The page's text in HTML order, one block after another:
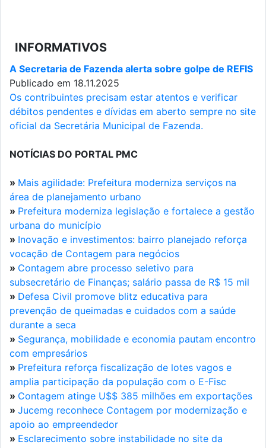
INFORMATIVOS
A Secretaria de Fazenda alerta sobre golpe de REFIS
Publicado em 18.11.2025
Os contribuintes precisam estar atentos e verificar
débitos pendentes e dívidas em aberto sempre no site
oficial da Secretária Municipal de Fazenda.
NOTÍCIAS DO PORTAL PMC
» Mais agilidade: Prefeitura moderniza serviços na
área de planejamento urbano
» Prefeitura moderniza legislação e fortalece a gestão
urbana do município
» Inovação e investimentos: bairro planejado reforça
vocação de Contagem para negócios
» Contagem abre processo seletivo para
subsecretário de Finanças; salário passa de R$ 15 mil
» Defesa Civil promove blitz educativa para
prevenção de queimadas e cuidados com a saúde
durante a seca
» Segurança, mobilidade e economia pautam encontro
com empresários
» Prefeitura reforça fiscalização de lotes vagos e
amplia participação da população com o E-Fisc
» Contagem atinge U$$ 385 milhões em exportações
» Jucemg reconhece Contagem por modernização e
apoio ao empreendedor
» Esclarecimento sobre instabilidade no site da